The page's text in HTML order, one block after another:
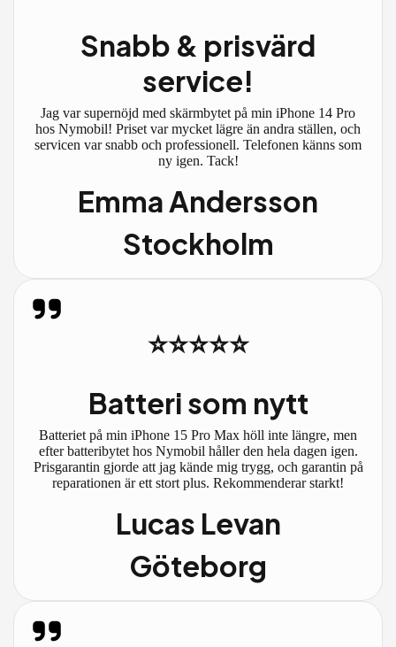
Snabb & prisvärd
service!
Jag var supernöjd med skärmbytet på min iPhone 14 Pro
hos Nymobil! Priset var mycket lägre än andra ställen, och
servicen var snabb och professionell. Telefonen känns som
ny igen. Tack!
Emma Andersson
Stockholm
⭐⭐⭐⭐⭐
Batteri som nytt
Batteriet på min iPhone 15 Pro Max höll inte längre, men
efter batteribytet hos Nymobil håller den hela dagen igen.
Prisgarantin gjorde att jag kände mig trygg, och garantin på
reparationen är ett stort plus. Rekommenderar starkt!
Lucas Levan
Göteborg